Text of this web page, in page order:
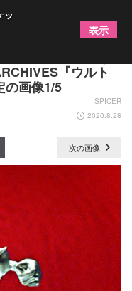
術でよりクリアな
『ウルト
の画像1/5
SPICER
2020.8.28
次の画像
ッ
表示